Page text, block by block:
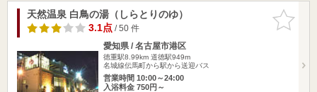
お気に入
りに追加
天然温泉 白鳥の湯（しらとりのゆ）
3.1点/ 50 件
愛知県 / 名古屋市港区
徳重駅8.99km 道徳駅949m
名城線伝馬町から駅から送迎バス
営業時間 10:00～24:00
入浴料金 750円～